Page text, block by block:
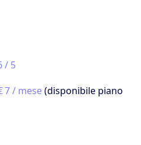
/ 5
7 / mese(disponibile piano